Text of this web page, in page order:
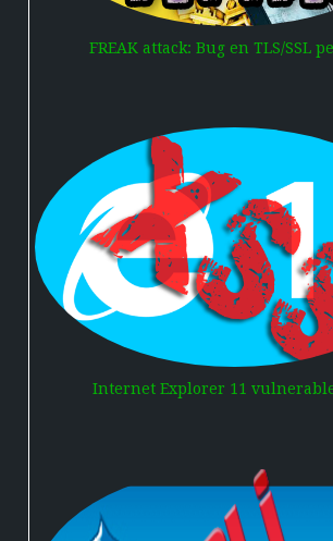
FREAK attack: Bug en TLS/SSL
Internet Explorer 11